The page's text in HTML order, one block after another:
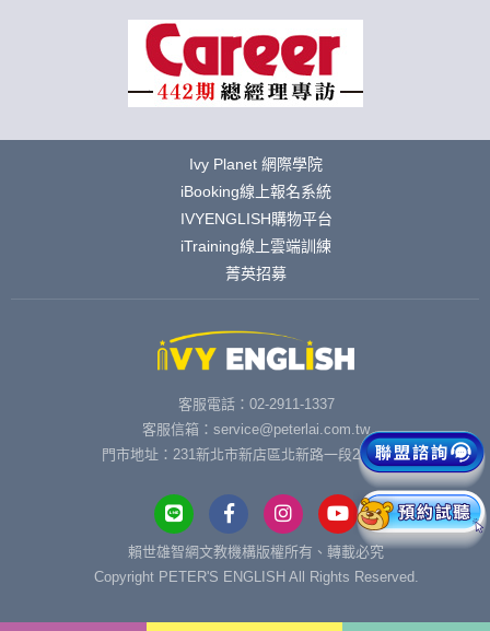
Ivy Planet 網際學院
iBooking線上報名系統
IVYENGLISH購物平台
iTraining線上雲端訓練
菁英招募
客服電話：02-2911-1337
客服信箱：service@peterlai.com.tw
門市地址：231新北市新店區北新路一段291號6樓
賴世雄智網文教機構版權所有、轉載必究
Copyright PETER'S ENGLISH All Rights Reserved.